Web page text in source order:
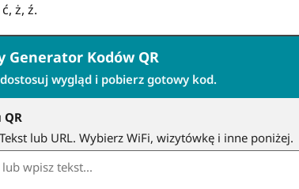
ż, ź.
Generator Kodów QR
wygląd i pobierz gotowy kod.
QR
lub URL. Wybierz WiFi, wizytówkę i inne poniżej.